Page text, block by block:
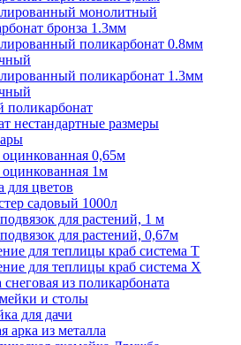
монолитный
бронза 1.3мм
поликарбонат 0.8мм
поликарбонат 1.3мм
нестандартные размеры
оцинкованная 0,65м
оцинкованная 1м
для цветов
садовый 1000л
для растений, 1 м
для растений, 0,67м
для теплицы краб система Т
для теплицы краб система Х
снеговая из поликарбоната
и столы
для дачи
арка из металла